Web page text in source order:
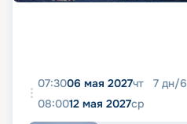
07:3006 мая 2027чт 7 дн/6
08:0012 мая 2027ср